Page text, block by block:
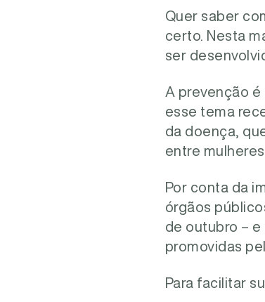
Quer saber
certo. Nesta
ser
A prevenção é
esse tema
da doença,
entre mulheres.
Por conta da
órgãos
de outubro –
promovidas
Para facilitar